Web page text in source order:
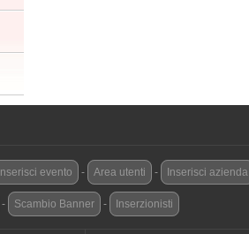
Inserisci evento - Area utenti - Inserisci azienda
- Scambio Banner - Inserzionisti